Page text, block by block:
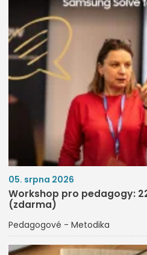
05. srpna 2026
Workshop pro pedagogy:
(zdarma)
Pedagogové - Metodika